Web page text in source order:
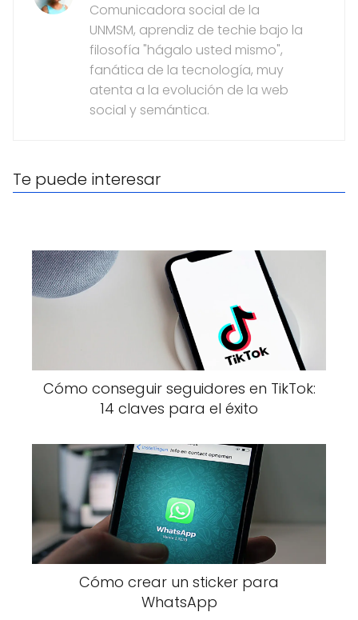
Comunicadora social de la
UNMSM, aprendiz de techie bajo la
filosofía "hágalo usted mismo",
fanática de la tecnología, muy
atenta a la evolución de la web
social y semántica.
Te puede interesar
Cómo conseguir seguidores en TikTok:
14 claves para el éxito
Cómo crear un sticker para
WhatsApp